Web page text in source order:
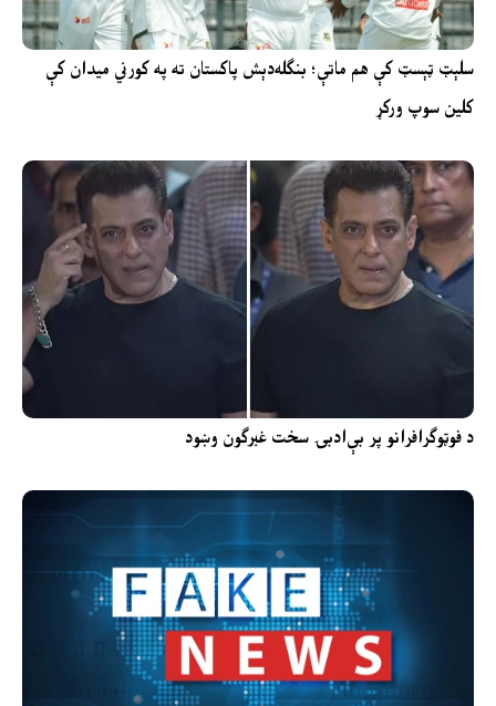
سلېټ ټېسټ کې هم ماتې؛ بنګله‌دېش پاکستان ته په کورني میدان کې
کلین سوپ ورکړ
د فوټوګرافرانو پر بې‌ادبۍ سخت غبرګون وښود